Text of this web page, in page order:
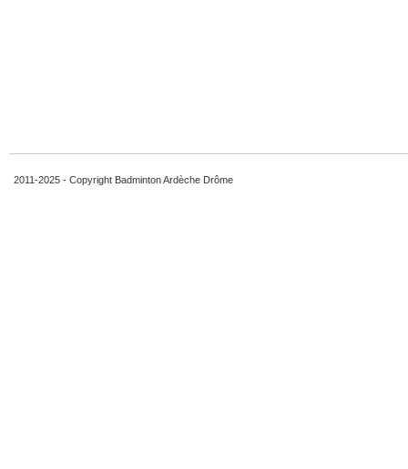
2011-2025 - Copyright Badminton Ardèche Drôme